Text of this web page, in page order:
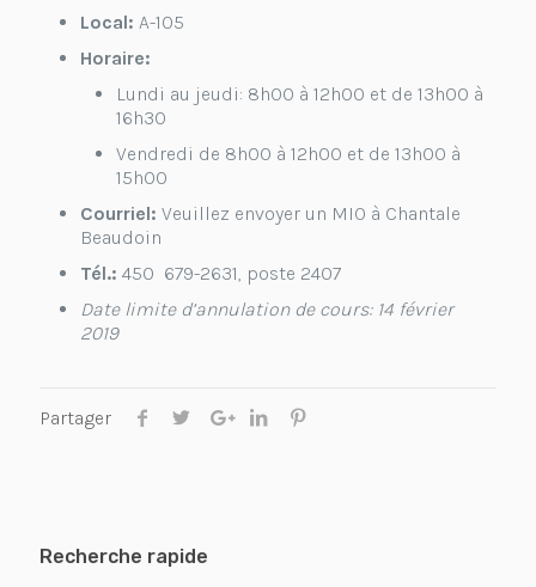
Local: A-105
Horaire:
Lundi au jeudi: 8h00 à 12h00 et de 13h00 à
16h30
Vendredi de 8h00 à 12h00 et de 13h00 à
15h00
Courriel: Veuillez envoyer un MIO à Chantale
Beaudoin
Tél.: 450 679-2631, poste 2407
Date limite d’annulation de cours: 14 février
2019
Partager
Recherche rapide